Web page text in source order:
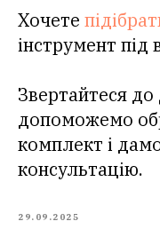
Хочете
інструмент під
Звертайтеся до
допоможемо
комплект і
консультацію.
29.09.2025